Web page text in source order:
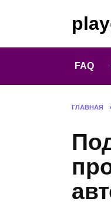
FAQ
ГЛАВНАЯ